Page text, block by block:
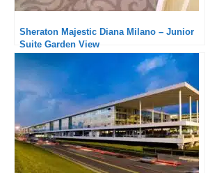
Sheraton Majestic Diana Milano – Junior
Suite Garden View